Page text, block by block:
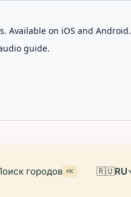
Available on iOS and Android.
guide.
городов ⌘K 🇷🇺RU